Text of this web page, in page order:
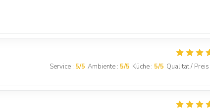
Service : 5/5 Ambiente : 5/5 Küche : 5/5 Qualität / Preis
LE MAGELLAN